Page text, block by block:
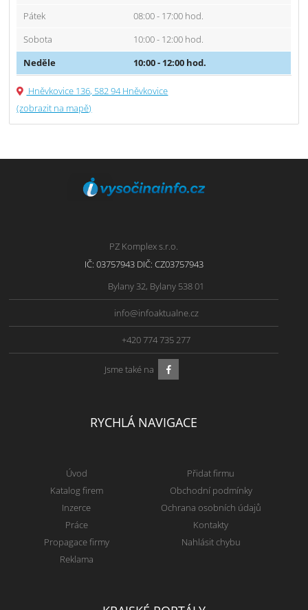
Pátek
08:00 - 17:00 hod.
Sobota
10:00 - 12:00 hod.
Neděle
10:00 - 12:00 hod.
Hněvkovice 136, 582 94 Hněvkovice
(zobrazit na mapě)
PZ Komplex s.r.o.
IČ: 03757943 DIČ: CZ03757943
Bylany 32, Bylany 538 01
info@infoaktualne.cz
+420 774 735 277
Jsme také na
RYCHLÁ NAVIGACE
Úvod
Katalog firem
Inzerce
Práce
Propagace firmy
Reklama
Přidat firmu
Obchodní podmínky
Ochrana osobních údajů
Kontakty
Nahlásit chybu